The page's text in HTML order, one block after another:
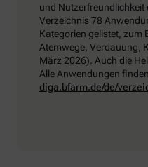
und Nutzerfreundlichkeit
Verzeichnis 78
Kategorien gelistet, zum
Atemwege, Verdauung,
März 2026). Auch die
Alle Anwendungen
diga.bfarm.de/de/